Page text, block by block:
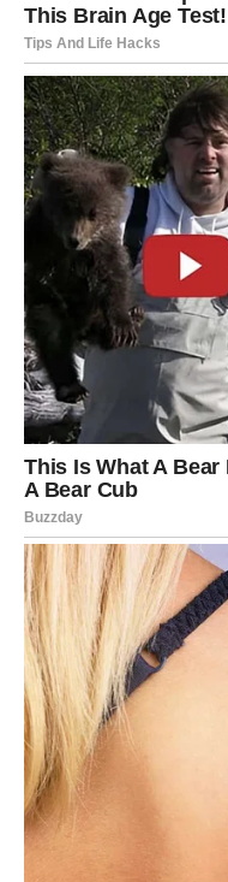
povraćaj novca ili dug
ili konačno
nepošten.
Najvažnije je to što
dogovore, pa novac
stvarnom vrednošću.
tok koji se gradi na
Finansijska poruka za
finansiraš tuđe greške,
JARAC –
rezultat dugog
Za Jarca, februar je
rezultat svega što je
bez trenutne nagrade.
posao, autoritet,
ali ono što je ključno
shvata da više ne mora
Moguće su:
povišica ili bolji uslovi,